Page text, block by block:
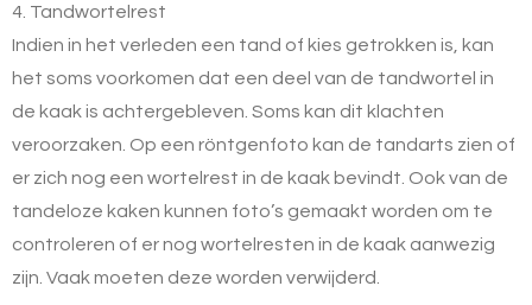
4. Tandwortelrest
Indien in het verleden een tand of kies getrokken is, kan
het soms voorkomen dat een deel van de tandwortel in
de kaak is achtergebleven. Soms kan dit klachten
veroorzaken. Op een röntgenfoto kan de tandarts zien of
er zich nog een wortelrest in de kaak bevindt. Ook van de
tandeloze kaken kunnen foto’s gemaakt worden om te
controleren of er nog wortelresten in de kaak aanwezig
zijn. Vaak moeten deze worden verwijderd.